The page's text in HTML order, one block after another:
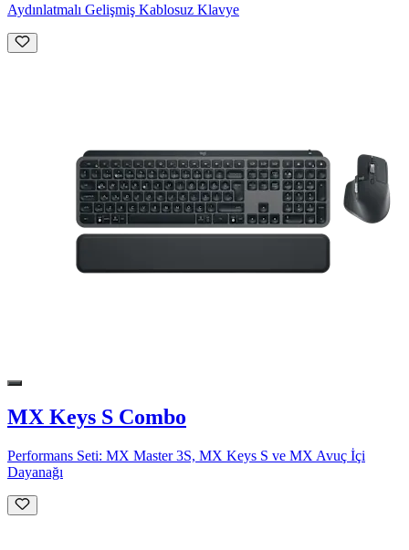
Aydınlatmalı Gelişmiş Kablosuz Klavye
MX Keys S Combo
Performans Seti: MX Master 3S, MX Keys S ve MX Avuç İçi
Dayanağı